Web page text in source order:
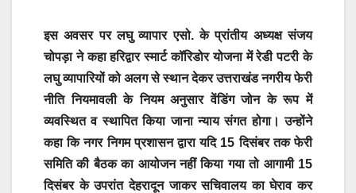
इस अवसर पर लघु व्यापार एसो. के प्रांतीय अध्यक्ष संजय
चोपड़ा ने कहा हरिद्वार स्मार्ट कॉरिडोर योजना में रेडी पटरी के
लघु व्यापारियों को अलग से स्थान देकर उत्तराखंड नगरीय फेरी
नीति नियमावली के नियम अनुसार वेंडिंग जोन के रूप में
व्यवस्थित व स्थापित किया जाना न्याय संगत होगा। उन्होंने
कहा कि नगर निगम प्रशासन द्वारा यदि 15 दिसंबर तक फेरी
समिति की बैठक का आयोजन नहीं किया गया तो आगामी 15
दिसंबर के उपरांत देहरादून जाकर सचिवालय का घेराव कर